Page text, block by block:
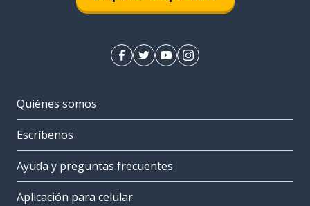
Quiénes somos
Escríbenos
Ayuda y preguntas frecuentes
Aplicación para celular